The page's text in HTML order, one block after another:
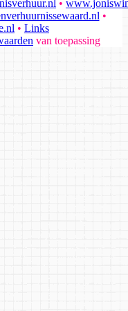
•
•
• Links
van toepassing